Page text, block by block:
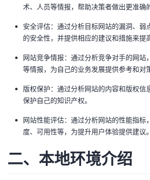
注
者
我
Programs
支
我
的
我
术、人员等情报，帮助决策者做出更准确
安全评估：通过分析目标网站的漏洞、弱
的安全性，并提供相应的建议和措施来提
网站竞争情报：通过分析竞争对手的网站
等情报，为自己的业务发展提供参考和对
版权保护：通过分析网站的内容和版权信
保护自己的知识产权。
网站性能评估：通过分析网站的性能指标
度、可用性等，为提升用户体验提供建议。
二、本地环境介绍